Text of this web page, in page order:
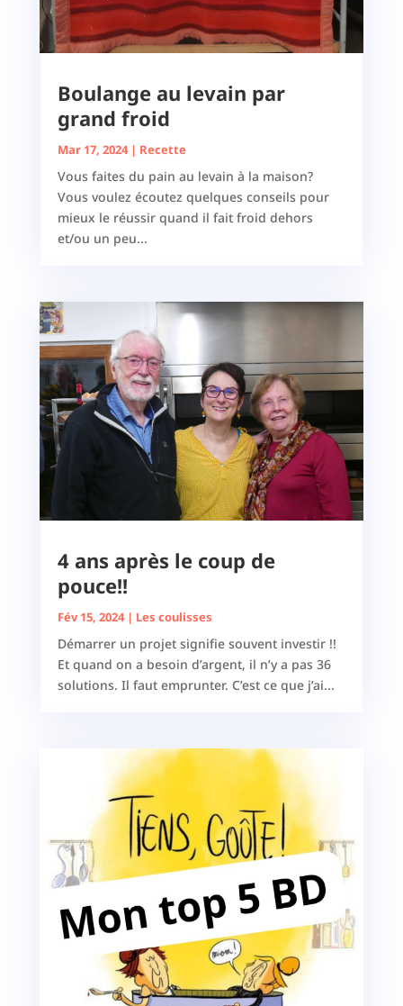
Boulange au levain par
grand froid
Mar 17, 2024| Recette
Vous faites du pain au levain à la maison?
Vous voulez écoutez quelques conseils pour
mieux le réussir quand il fait froid dehors
et/ou un peu...
4 ans après le coup de
pouce!!
Fév 15, 2024| Les coulisses
Démarrer un projet signifie souvent investir !!
Et quand on a besoin d’argent, il n’y a pas 36
solutions. Il faut emprunter. C’est ce que j’ai...